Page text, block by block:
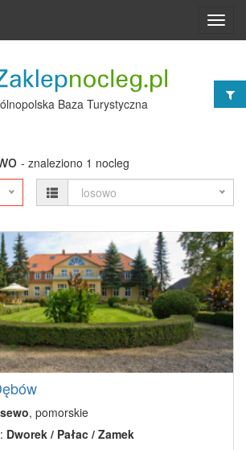
Baza Turystyczna
- znaleziono 1 nocleg
losowo
, pomorskie
Dworek / Pałac / Zamek